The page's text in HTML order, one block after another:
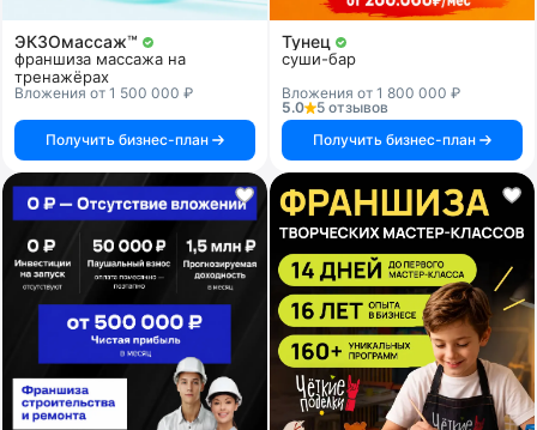
ЭКЗОмассаж™
франшиза массажа на
тренажёрах
Вложения от 1 500 000 ₽
Получить бизнес-план
Тунец
суши-бар
Вложения от 1 800 000 ₽
5.0
5 отзывов
Получить бизнес-план